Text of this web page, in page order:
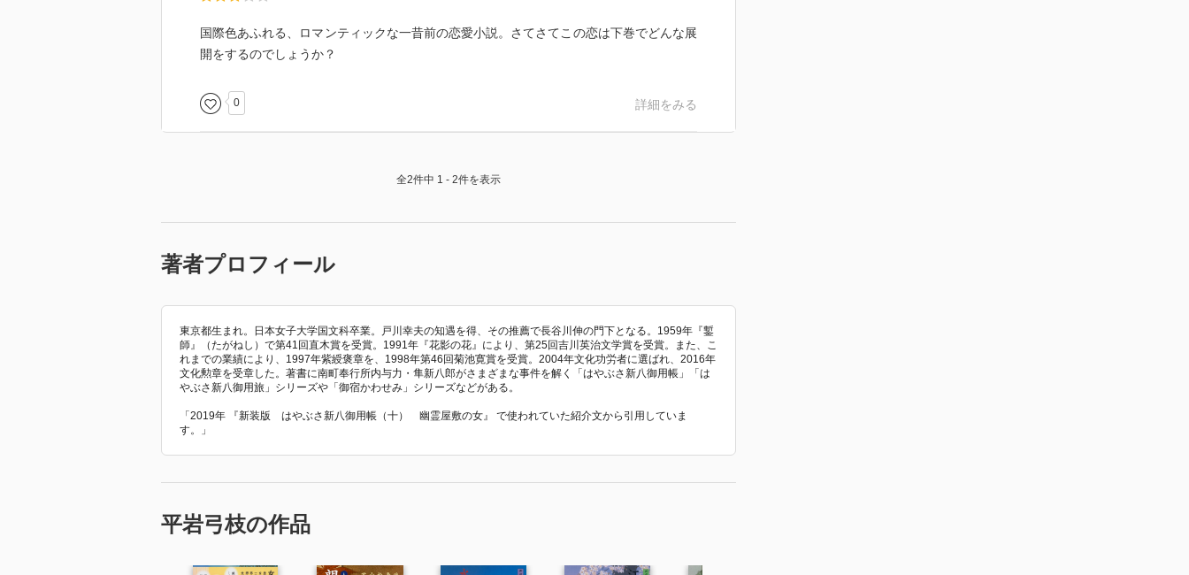
国際色あふれる、ロマンティックな一昔前の恋愛小説。さてさてこの恋は下巻でどんな展
開をするのでしょうか？
0 詳細をみる
全2件中 1 - 2件を表示
著者プロフィール
東京都生まれ。日本女子大学国文科卒業。戸川幸夫の知遇を得、その推薦で長谷川伸の門下となる。1959年『鏨
師』（たがねし）で第41回直木賞を受賞。1991年『花影の花』により、第25回吉川英治文学賞を受賞。また、こ
れまでの業績により、1997年紫綬褒章を、1998年第46回菊池寛賞を受賞。2004年文化功労者に選ばれ、2016年
文化勲章を受章した。著書に南町奉行所内与力・隼新八郎がさまざまな事件を解く「はやぶさ新八御用帳」「は
やぶさ新八御用旅」シリーズや「御宿かわせみ」シリーズなどがある。
「2019年 『新装版 はやぶさ新八御用帳（十） 幽霊屋敷の女』 で使われていた紹介文から引用していま
す。」
平岩弓枝の作品